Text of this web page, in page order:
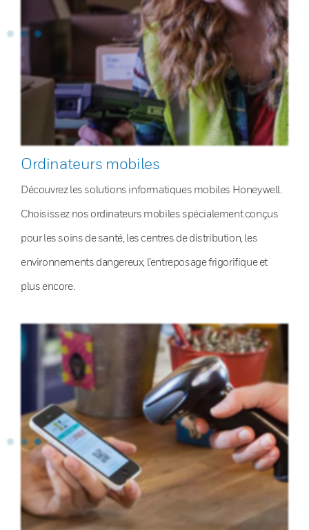
Ordinateurs mobiles
Découvrez les solutions informatiques mobiles Honeywell.
Choisissez nos ordinateurs mobiles spécialement conçus
pour les soins de santé, les centres de distribution, les
environnements dangereux, l’entreposage frigorifique et
plus encore.